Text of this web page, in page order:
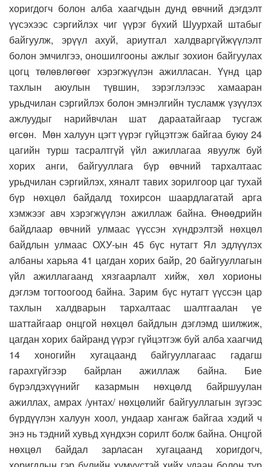
хоригдогч болон алба хаагчдын дунд өвчний дэгдэлт
үүсэхээс сэргийлэх чиг үүрэг бүхий Шуурхай штабыг
байгуулж, эрүүл ахуй, ариутгал халдваргүйжүүлэлт
болон эмчилгээ, оношилгооны ажлыг зохион байгуулах
цогц төлөвлөгөөг хэрэгжүүлэн ажилласан. Үүнд цар
тахлын аюулын түвшин, зэрэглэлээс хамааран
урьдчилан сэргийлэх болон эмнэлгийн тусламж үзүүлэх
ажлуудыг нарийвчлан шат дараатайгаар тусгаж
өгсөн. Мөн халуун цэгт үүрэг гүйцэтгэж байгаа буюу 24
цагийн турш тасралтгүй үйл ажиллагаа явуулж буй
хорих анги, байгууллага бүр өвчний тархалтаас
урьдчилан сэргийлэх, хяналт тавих зорилгоор цаг тухай
бүр нөхцөл байдалд тохирсон шаардлагатай арга
хэмжээг авч хэрэгжүүлэн ажиллаж байна. Өнөөдрийн
байдлаар өвчний улмаас үүссэн хүндрэлтэй нөхцөл
байдлын улмаас ОХУ-ын 45 бүс нутагт Ял эдлүүлэх
албаны харьяа 41 цагдан хорих байр, 20 байгууллагын
үйл ажиллагаанд хязгаарлалт хийж, хөл хорионы
дэглэм тогтоогоод байна. Зарим бүс нутагт үүссэн цар
тахлын халдварын тархалтаас шалтгаалан үе
шаттайгаар онцгой нөхцөл байдлын дэглэмд шилжиж,
цагдан хорих байранд үүрэг гүйцэтгэж буй алба хаагчид
14 хоногийн хугацаанд байгууллагаас гадагш
гарахгүйгээр байрлан ажиллаж байна. Бие
бүрэлдэхүүнийг казармын нөхцөлд байршуулан
ажиллах, амрах /унтах/ нөхцөлийг байгууллагын зүгээс
бүрдүүлэн халуун хоол, ундаар хангаж байгаа хэдий ч
энэ нь тэдний хувьд хүндхэн сорилт болж байна. Онцгой
нөхцөл байдал зарласан хугацаанд хоригдогч,